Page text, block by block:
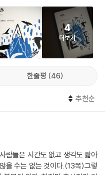
죠. 존경받을 만한 사람, 즉 어느
이란 되도록 마음이 해이해지지
해이해지지 않기 위해서는 그
요, 페스트 환자가 된다는 건 정
되지 않으려는 것은 한층 더 골
것 없이 자신의 피곤한 모습을
모두들 조금씩은 페스트 환자
스트 환자 노릇을 그만두려는 몇
태에서 그들을 해방시켜 주는
기뻐하는 이도 있다. 그들 곁에
어진 일인 환자의 물집을 째서
한 현실 앞에 작가는 누군가의
해 할 수 있는 일이란 아무것도
고 대책도 없이 또다시 이렇듯 참
로 있어야 했다라고 이야기한
가 이야기하고 싶었던 바는 무
는 기록을 세운 작품이다. 또한
제2차 세계 대전 이후 최대의
카뮈는 역대 최연소 노벨 문학
사망하게 된다. 그가 남기고 간
4
더보기
한줄평 46
추천순
람들은 시간도 없고 생각도 짧아
을 수는 없는 것이다.(13쪽)그렇